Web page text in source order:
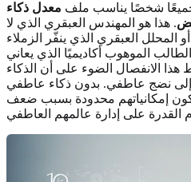
جميعًا شخصًا يناسب ملف معدل ذكاء
. هذا هو المهندس العبقري الذي لا
المحلل العبقري الذي ينفّر الزملاء
الموهوب أكاديميًا الذي يعاني
الانفصال الضوء على أن الذكاء
إلى نضج عاطفي. بدون ذكاء عاطفي
إمكانياتهم محدودة بسبب ضعف